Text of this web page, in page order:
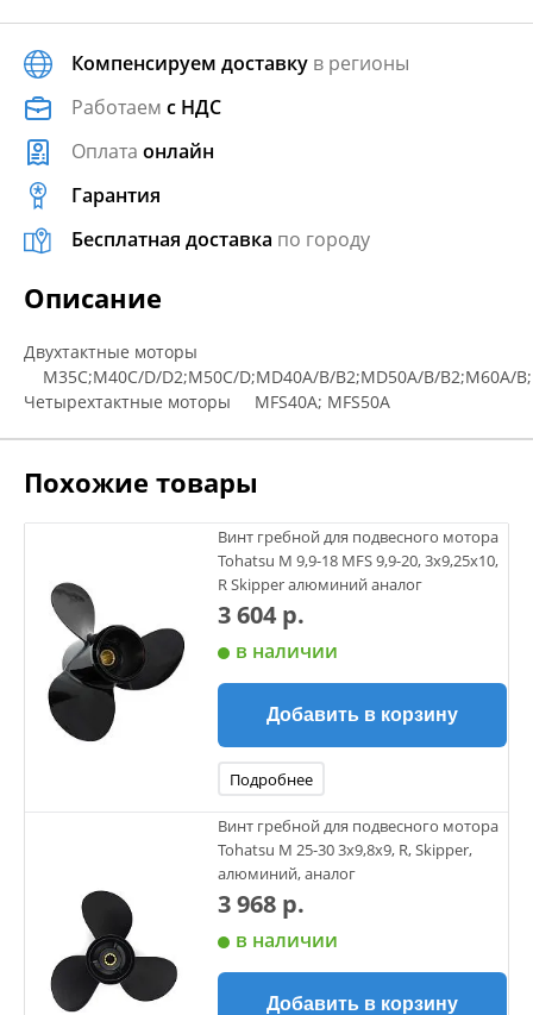
Компенсируем доставку в регионы
Работаем с НДС
Оплата онлайн
Гарантия
Бесплатная доставка по городу
Описание
Двухтактные моторы
M35C;M40C/D/D2;M50C/D;MD40A/B/B2;MD50A/B/B2;M60A/
Четырехтактные моторы MFS40A; MFS50A
Похожие товары
Винт гребной для подвесного мотора
Tohatsu M 9,9-18 MFS 9,9-20, 3х9,25х10,
R Skipper алюминий аналог
3 604 р.
в наличии
Добавить в корзину
Подробнее
Винт гребной для подвесного мотора
Tohatsu M 25-30 3х9,8х9, R, Skipper,
алюминий, аналог
3 968 р.
в наличии
Добавить в корзину